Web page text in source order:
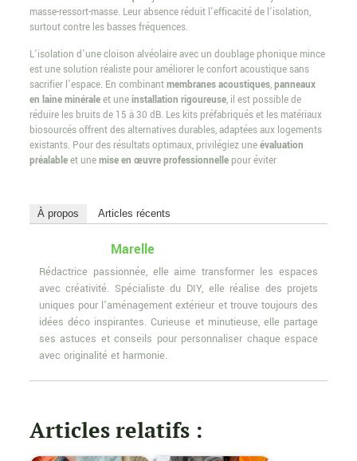
masse-ressort-masse. Leur absence réduit l’efficacité de l’isolation,
surtout contre les basses fréquences.
L’isolation d’une cloison alvéolaire avec un doublage phonique mince
est une solution réaliste pour améliorer le confort acoustique sans
sacrifier l’espace. En combinantmembranes acoustiques,panneaux
en laine minéraleet uneinstallation rigoureuse, il est possible de
réduire les bruits de 15 à 30 dB. Les kits préfabriqués et les matériaux
biosourcés offrent des alternatives durables, adaptées aux logements
existants. Pour des résultats optimaux, privilégiez uneévaluation
préalableet unemise en œuvre professionnellepour éviter
À propos Articles récents
Marelle
Rédactrice passionnée, elle aime transformer les espaces
avec créativité. Spécialiste du DIY, elle réalise des projets
uniques pour l'aménagement extérieur et trouve toujours des
idées déco inspirantes. Curieuse et minutieuse, elle partage
ses astuces et conseils pour personnaliser chaque espace
avec originalité et harmonie.
Articles relatifs :